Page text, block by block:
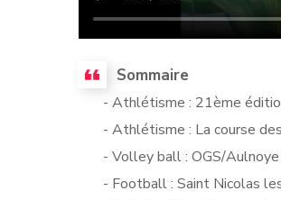
Sommaire
- Athlétisme : 21ème
- Athlétisme : La course
- Volley ball : OGS/Aulnoye
- Football : Saint Nicolas